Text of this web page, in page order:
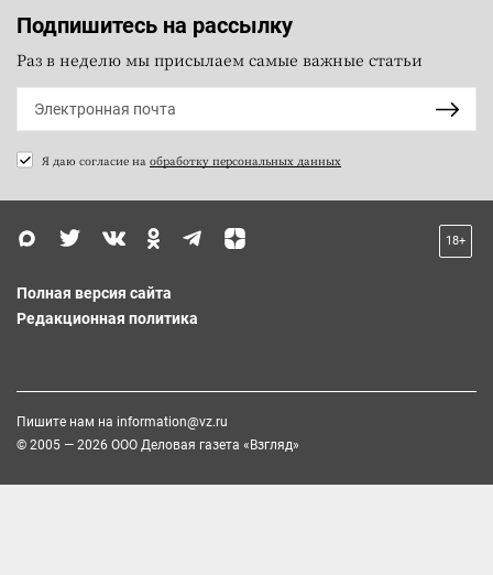
Подпишитесь на рассылку
Раз в неделю мы присылаем самые важные статьи
Я даю согласие на обработку персональных данных
18+
Полная версия сайта
Редакционная политика
Пишите нам на information@vz.ru
© 2005 — 2026 ООО Деловая газета «Взгляд»